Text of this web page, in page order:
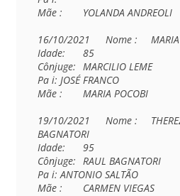
Mãe :	YOLANDA ANDREOLI
16/10/2021	Nome :	MARIA APPARECIDA FRANCO
Idade:	85
Cônjuge:	MARCILIO LEME
Pa i:	JOSÉ FRANCO
Mãe :	MARIA POCOBI
19/10/2021	Nome :	THEREZINHA SALTÃO
BAGNATORI
Idade:	95
Cônjuge:	RAUL BAGNATORI
Pa i:	ANTONIO SALTÃO
Mãe :	CARMEN VIEGAS